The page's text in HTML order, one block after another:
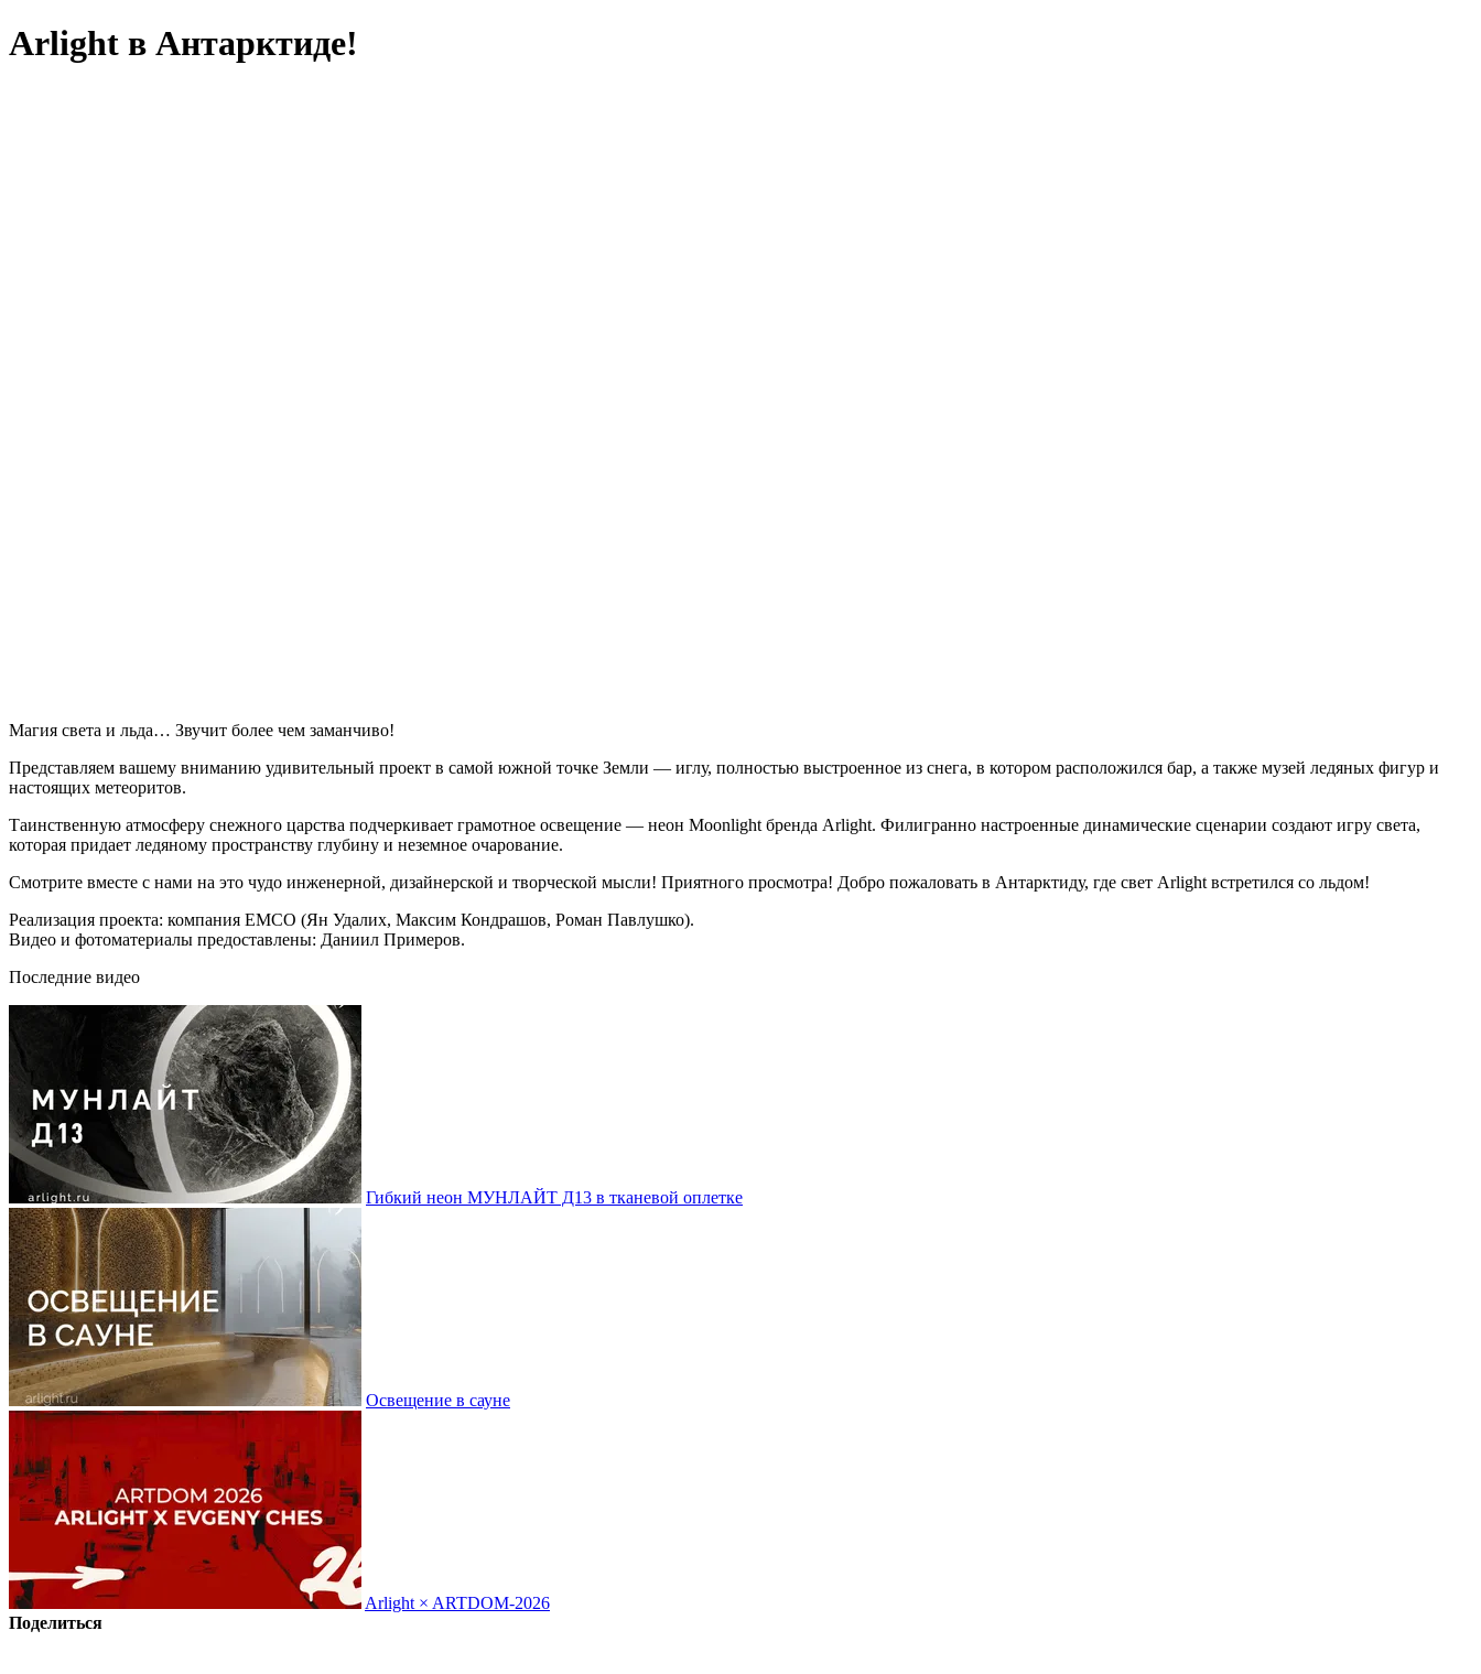
Arlight в Антарктиде!
Магия света и льда… Звучит более чем заманчиво!
Представляем вашему вниманию удивительный проект в самой южной точке Земли — иглу, полностью выстроенное из снега, в котором расположился бар, а также музей ледяных фигур и
настоящих метеоритов.
Таинственную атмосферу снежного царства подчеркивает грамотное освещение — неон Moonlight бренда Arlight. Филигранно настроенные динамические сценарии создают игру света,
которая придает ледяному пространству глубину и неземное очарование.
Смотрите вместе с нами на это чудо инженерной, дизайнерской и творческой мысли! Приятного просмотра! Добро пожаловать в Антарктиду, где свет Arlight встретился со льдом!
Реализация проекта: компания EMCO (Ян Удалих, Максим Кондрашов, Роман Павлушко).
Видео и фотоматериалы предоставлены: Даниил Примеров.
Последние видео
Гибкий неон МУНЛАЙТ Д13 в тканевой оплетке
Освещение в сауне
Arlight × ARTDOM-2026
Поделиться